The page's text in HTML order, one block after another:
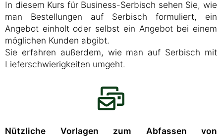
In diesem Kurs für Business-Serbisch sehen Sie, wie
man Bestellungen auf Serbisch formuliert, ein
Angebot einholt oder selbst ein Angebot bei einem
möglichen Kunden abgibt.
Sie erfahren außerdem, wie man auf Serbisch mit
Lieferschwierigkeiten umgeht.
Nützliche Vorlagen zum Abfassen von